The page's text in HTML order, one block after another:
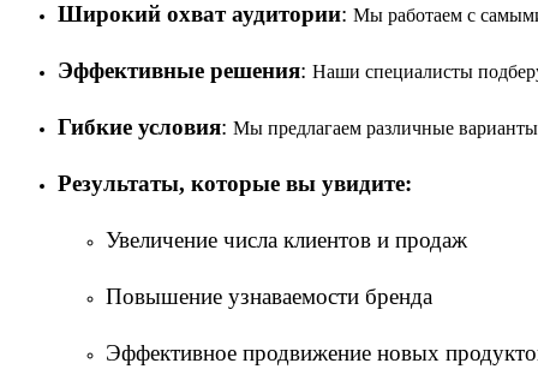
Широкий охват аудитории: Мы работаем с
Эффективные решения: Наши специалисты
Гибкие условия: Мы предлагаем различные
Результаты, которые вы увидите:
Увеличение числа клиентов и продаж
Повышение узнаваемости бренда
Эффективное продвижение новых